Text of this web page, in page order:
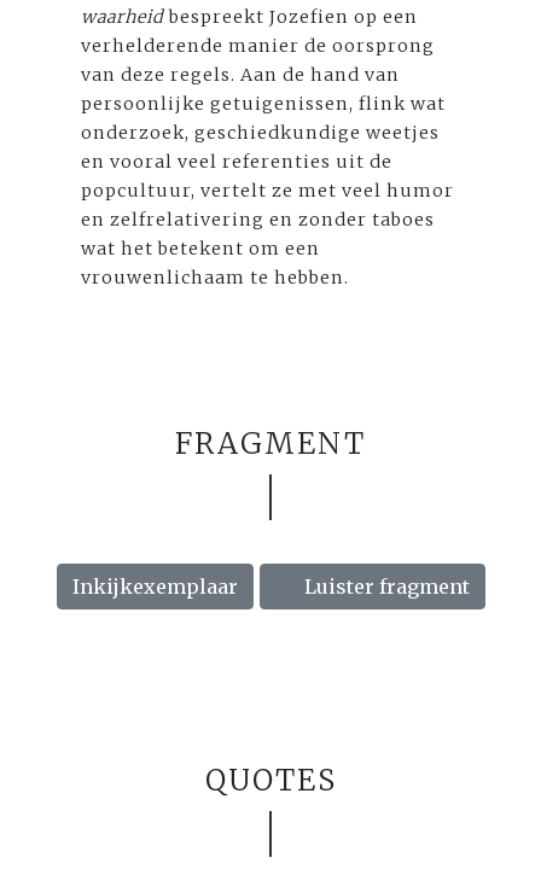
waarheidbespreekt Jozefien op een
verhelderende manier de oorsprong
van deze regels. Aan de hand van
persoonlijke getuigenissen, flink wat
onderzoek, geschiedkundige weetjes
en vooral veel referenties uit de
popcultuur, vertelt ze met veel humor
en zelfrelativering en zonder taboes
wat het betekent om een
vrouwenlichaam te hebben.
FRAGMENT
Inkijkexemplaar Luister fragment
QUOTES